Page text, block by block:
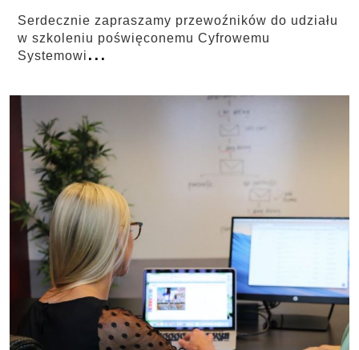
Serdecznie zapraszamy przewoźników do udziału
w szkoleniu poświęconemu Cyfrowemu
Systemowi...